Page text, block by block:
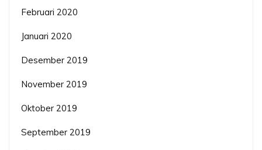
Februari 2020
Januari 2020
Desember 2019
November 2019
Oktober 2019
September 2019